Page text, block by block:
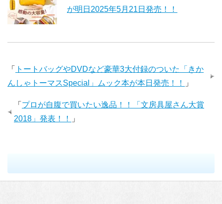
が明日2025年5月21日発売！！
「
トートバッグやDVDなど豪華3大付録のついた「きか
んしゃトーマスSpecial」ムック本が本日発売！！
」
「 プロが自腹で買いたい逸品！！「文房具屋さん大賞
2018」発表！！
」